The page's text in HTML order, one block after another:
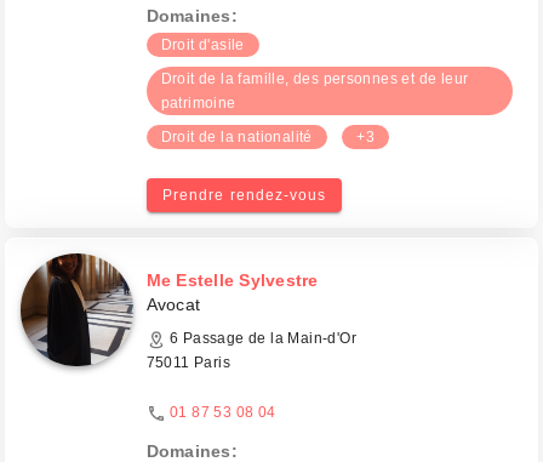
Domaines:
Droit d'asile
Droit de la famille, des personnes et de leur
patrimoine
Droit de la nationalité
+3
Prendre rendez-vous
Me Estelle Sylvestre
Avocat
6 Passage de la Main-d'Or
75011 Paris
01 87 53 08 04
Domaines: